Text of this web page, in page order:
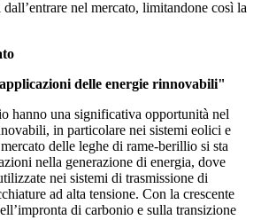
nel mercato, limitandone così la
delle energie rinnovabili"
hanno una significativa opportunità nel
in particolare nei sistemi eolici e
delle leghe di rame-berillio si sta
nella generazione di energia, dove
nei sistemi di trasmissione di
ad alta tensione. Con la crescente
di carbonio e sulla transizione